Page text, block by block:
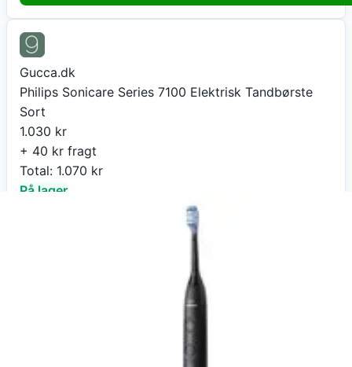
Gucca.dk
Philips Sonicare Series 7100 Elektrisk Tandbørste
Sort
1.030 kr
+ 40 kr fragt
Total: 1.070 kr
På lager
Køb nu
Philips Sonicare Series 7100 Elektrisk Tandbørste